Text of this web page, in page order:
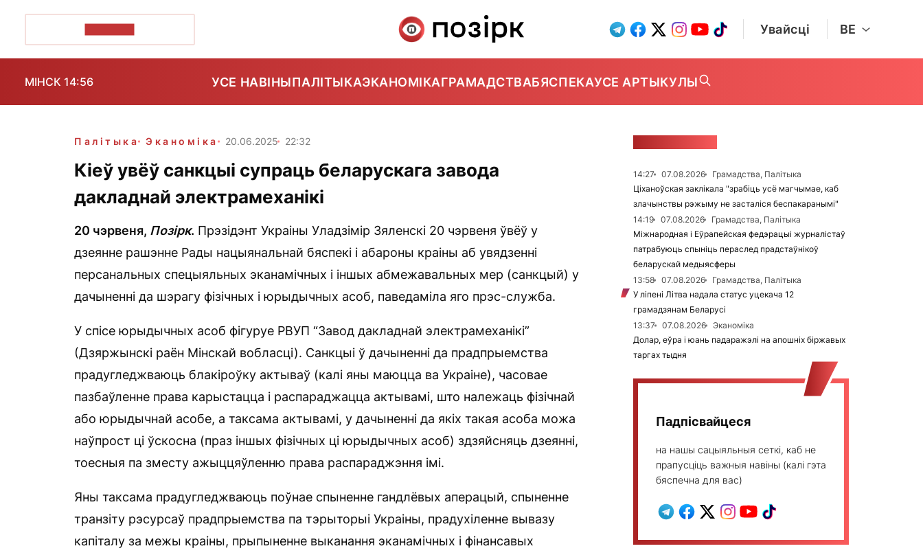
Увайсці BE
МІНСК 14:56 УСЕ НАВІНЫПАЛІТЫКАЭКАНОМІКАГРАМАДСТВАБЯСПЕКАУСЕ АРТЫКУЛЫ
Палітыка Эканоміка 20.06.2025 22:32
Кіеў увёў санкцыі супраць беларускага завода
дакладнай электрамеханікі
20 чэрвеня, Позірк. Прэзідэнт Украіны Уладзімір Зяленскі 20 чэрвеня ўвёў у
дзеянне рашэнне Рады нацыянальнай бяспекі і абароны краіны аб увядзенні
персанальных спецыяльных эканамічных і іншых абмежавальных мер (санкцый) у
дачыненні да шэрагу фізічных і юрыдычных асоб, паведаміла яго прэс-служба.
У спісе юрыдычных асоб фігуруе РВУП “Завод дакладнай электрамеханікі”
(Дзяржынскі раён Мінскай вобласці). Санкцыі ў дачыненні да прадпрыемства
прадугледжваюць блакіроўку актываў (калі яны маюцца ва Украіне), часовае
пазбаўленне права карыстацца і распараджацца актывамі, што належаць фізічнай
або юрыдычнай асобе, а таксама актывамі, у дачыненні да якіх такая асоба можа
наўпрост ці ўскосна (праз іншых фізічных ці юрыдычных асоб) здзяйсняць дзеянні,
тоесныя па зместу ажыццяўленню права распараджэння імі.
Яны таксама прадугледжваюць поўнае спыненне гандлёвых аперацый, спыненне
транзіту рэсурсаў прадпрыемства па тэрыторыі Украіны, прадухіленне вывазу
капіталу за межы краіны, прыпыненне выканання эканамічных і фінансавых
14:27 07.08.2026
Грамадства, Палітыка
Ціханоўская заклікала "зрабіць усё магчымае, каб
злачынствы рэжыму не засталіся беспакаранымі"
14:19
07.08.2026
Грамадства, Палітыка
Міжнародная і Еўрапейская федэрацыі журналістаў
патрабуюць спыніць пераслед прадстаўнікоў
беларускай медыясферы
13:58
07.08.2026
Грамадства, Палітыка
У ліпені Літва надала статус уцекача 12
грамадзянам Беларусі
13:37
07.08.2026
Эканоміка
Долар, еўра і юань падаражэлі на апошніх біржавых
таргах тыдня
Падпісвайцеся
на нашы сацыяльныя сеткі, каб не
прапусціць важныя навіны (калі гэта
бяспечна для вас)